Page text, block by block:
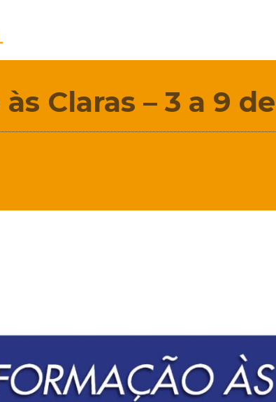
Claras – 3 a 9